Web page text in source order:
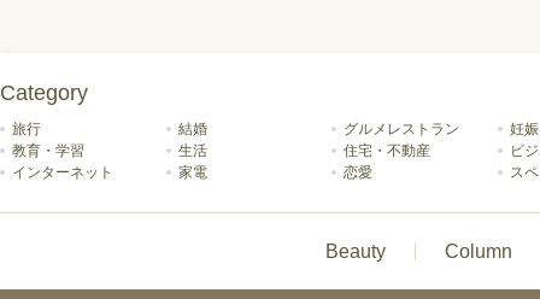
Category
旅行 結婚 グルメレストラン
妊
教育・学習
生活 住宅・不動産
ビ
インターネット
家電 恋愛 ス
Beauty Column